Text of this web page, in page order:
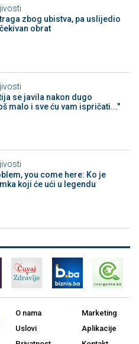
zbog ubistva, pa uslijedio
obrat
se javila nakon dugo
malo i sve ću vam ispričati..."
you come here: Ko je
koji će ući u legendu
O nama
Uslovi
Marketing
Aplikacije